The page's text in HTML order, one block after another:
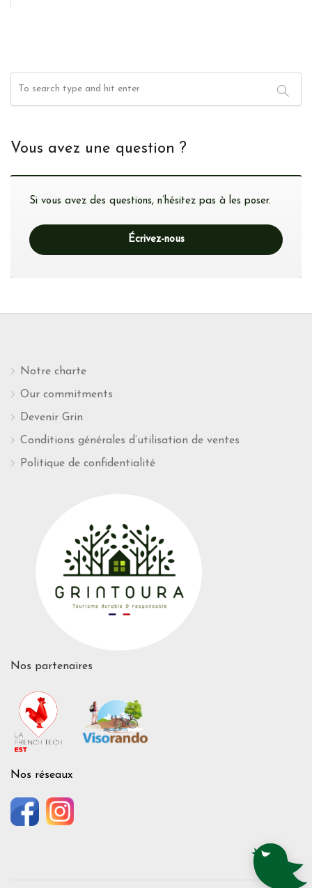
Vous avez une question ?
Si vous avez des questions, n’hésitez pas à les poser.
Écrivez-nous
Notre charte
Our commitments
Devenir Grin
Conditions générales d’utilisation de ventes
Politique de confidentialité
Nos partenaires
Nos réseaux